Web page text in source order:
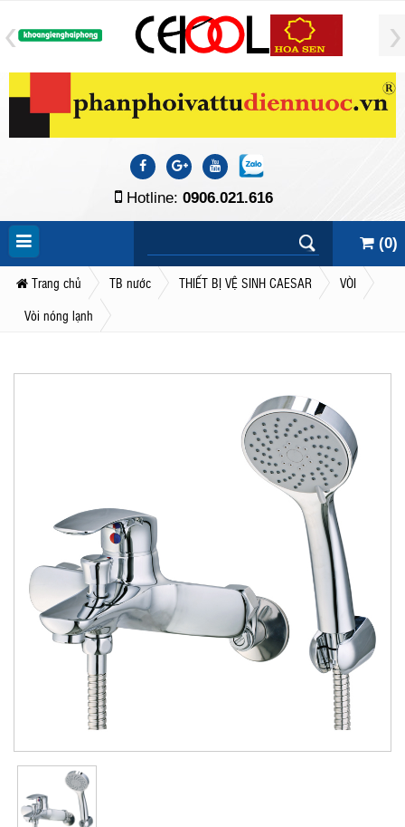
Hotline: 0906.021.616
(0)
Trang chủ TB nước THIẾT BỊ VỆ SINH CAESAR
VÒI
Vòi nóng lạnh